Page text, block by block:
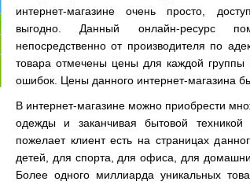
интернет-магазине очень просто,
выгодно. Данный онлайн-ресурс
непосредственно от производителя по
товара отмечены цены для каждой группы
ошибок. Цены данного интернет-магазина
В интернет-магазине можно приобрести
одежды и заканчивая бытовой
пожелает клиент есть на страницах
детей, для спорта, для офиса, для
Более одного миллиарда уникальных